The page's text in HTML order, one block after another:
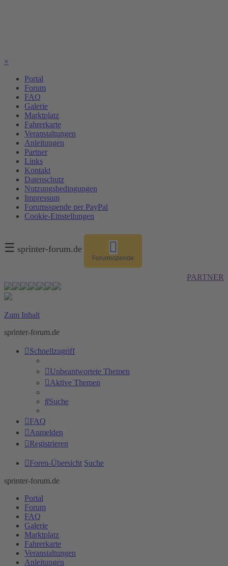
×
Portal
Forum
FAQ
Galerie
Marktplatz
Fahrerkarte
Veranstaltungen
Anleitungen
Partner
Links
Kontakt
Datenschutz
Nutzungsbedingungen
Impressum
Forumsspende per PayPal
Cookie-Einstellungen
☰ sprinter-forum.de
Forumsspende
PARTNER
Zum Inhalt
sprinter-forum.de
Schnellzugriff
Unbeantwortete Themen
Aktive Themen
Suche
FAQ
Anmelden
Registrieren
Foren-Übersicht Suche
sprinter-forum.de
Portal
Forum
FAQ
Galerie
Marktplatz
Fahrerkarte
Veranstaltungen
Anleitungen